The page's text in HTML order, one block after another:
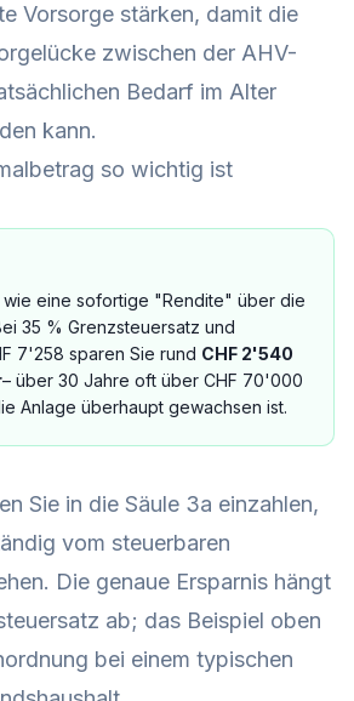
Vorsorge stärken, damit die
zwischen der AHV-
Bedarf im Alter
kann.
so wichtig ist
wie eine sofortige "Rendite" über die
35 % Grenzsteuersatz und
7'258 sparen Sie rund CHF 2'540
– über 30 Jahre oft über CHF 70'000
Anlage überhaupt gewachsen ist.
Sie in die Säule 3a einzahlen,
vom steuerbaren
Die genaue Ersparnis hängt
ab; das Beispiel oben
bei einem typischen